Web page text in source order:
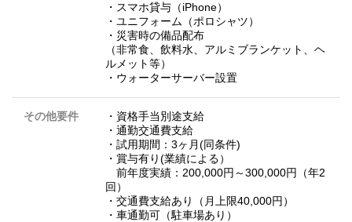
・スマホ貸与（iPhone）
・ユニフォーム（ポロシャツ）
・災害時の備品配布
（非常食、飲料水、アルミブランケット、ヘ
ルメット等）
・ウォーターサーバー設置
その他要件
・資格手当別途支給
・通勤交通費支給
・試用期間：3ヶ月(同条件)
・賞与有り(業績による）
前年度実績：200,000円～300,000円（年2
回）
・交通費支給あり（月上限40,000円）
・車通勤可（駐車場あり）